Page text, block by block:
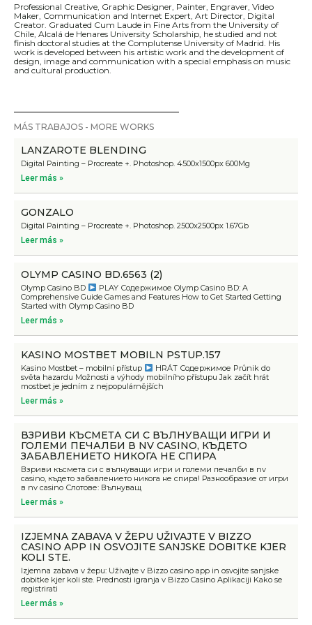
MÁS TRABAJOS - MORE WORKS
LANZAROTE BLENDING
Digital Painting – Procreate +. Photoshop. 4500x1500px 600Mg
Leer más »
GONZALO
Digital Painting – Procreate +. Photoshop. 2500x2500px 1.67Gb
Leer más »
OLYMP CASINO BD.6563 (2)
Olymp Casino BD
PLAY Содержимое Olymp Casino BD: A
Comprehensive Guide Games and Features How to Get Started Getting
Started with Olymp Casino BD
Leer más »
KASINO MOSTBET MOBILN PSTUP.157
Kasino Mostbet – mobilní přístup
HRÁT Содержимое Průnik do
světa hazardu Možnosti a výhody mobilního přístupu Jak začít hrát
mostbet je jedním z nejpopulárnějších
Leer más »
ВЗРИВИ КЪСМЕТА СИ С ВЪЛНУВАЩИ ИГРИ И
ГОЛЕМИ ПЕЧАЛБИ В NV CASINO, КЪДЕТО
ЗАБАВЛЕНИЕТО НИКОГА НЕ СПИРА
Взриви късмета си с вълнуващи игри и големи печалби в nv
casino, където забавлението никога не спира! Разнообразие от игри
в nv casino Слотове: Вълнуващ
Leer más »
IZJEMNA ZABAVA V ŽEPU UŽIVAJTE V BIZZO
CASINO APP IN OSVOJITE SANJSKE DOBITKE KJER
KOLI STE.
Izjemna zabava v žepu: Uživajte v Bizzo casino app in osvojite sanjske
dobitke kjer koli ste. Prednosti igranja v Bizzo Casino Aplikaciji Kako se
registrirati
Leer más »
Professional Creative, Graphic Designer, Painter, Engraver, Video
Maker, Communication and Internet Expert, Art Director, Digital
Creator. Graduated Cum Laude in Fine Arts from the University of
Chile, Alcalá de Henares University Scholarship, he studied and not
finish doctoral studies at the Complutense University of Madrid. His
work is developed between his artistic work and the development of
design, image and communication with a special emphasis on music
and cultural production.